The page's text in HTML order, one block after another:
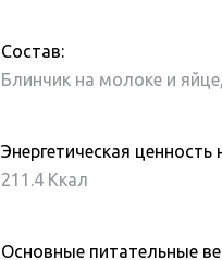
Состав:
Блинчик на молоке и
Энергетическая ценность
211.4 Ккал
Основные питательные